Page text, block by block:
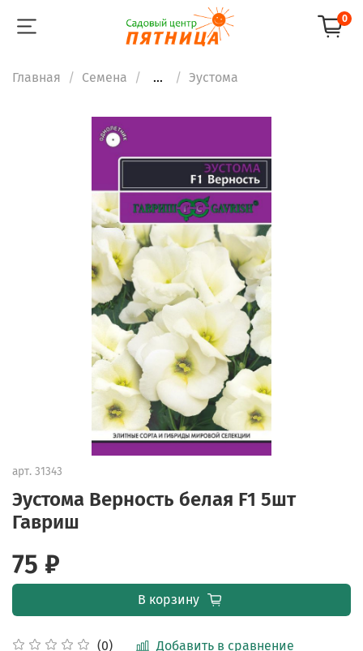
0
Главная Семена ... Эустома
арт. 31343
Эустома Верность белая F1 5шт
Гавриш
(0) Добавить в сравнение
75 ₽
В корзину